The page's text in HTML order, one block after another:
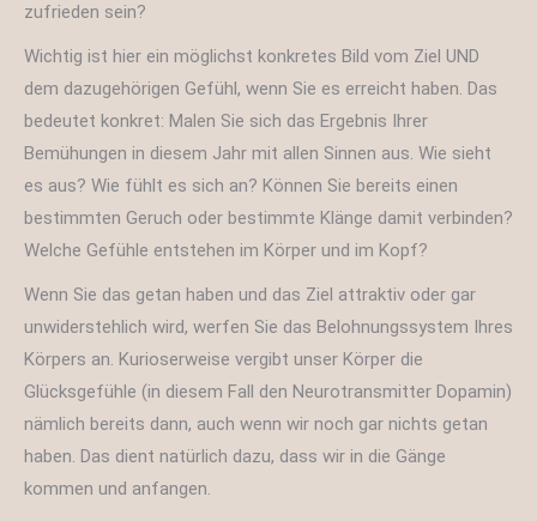
zufrieden sein?
Wichtig ist hier ein möglichst konkretes Bild vom Ziel UND
dem dazugehörigen Gefühl, wenn Sie es erreicht haben. Das
bedeutet konkret: Malen Sie sich das Ergebnis Ihrer
Bemühungen in diesem Jahr mit allen Sinnen aus. Wie sieht
es aus? Wie fühlt es sich an? Können Sie bereits einen
bestimmten Geruch oder bestimmte Klänge damit verbinden?
Welche Gefühle entstehen im Körper und im Kopf?
Wenn Sie das getan haben und das Ziel attraktiv oder gar
unwiderstehlich wird, werfen Sie das Belohnungssystem Ihres
Körpers an. Kurioserweise vergibt unser Körper die
Glücksgefühle (in diesem Fall den Neurotransmitter Dopamin)
nämlich bereits dann, auch wenn wir noch gar nichts getan
haben. Das dient natürlich dazu, dass wir in die Gänge
kommen und anfangen.